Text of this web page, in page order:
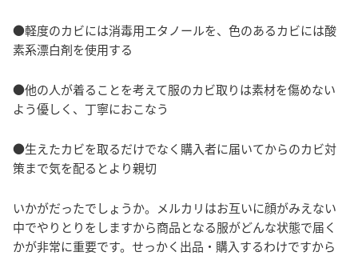
●軽度のカビには消毒用エタノールを、色のあるカビには酸
素系漂白剤を使用する
●他の人が着ることを考えて服のカビ取りは素材を傷めない
よう優しく、丁寧におこなう
●生えたカビを取るだけでなく購入者に届いてからのカビ対
策まで気を配るとより親切
いかがだったでしょうか。メルカリはお互いに顔がみえない
中でやりとりをしますから商品となる服がどんな状態で届く
かが非常に重要です。せっかく出品・購入するわけですから